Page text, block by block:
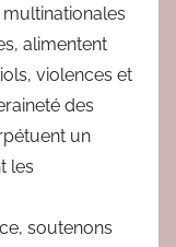
alimentent
violences et
des
un
les
soutenons